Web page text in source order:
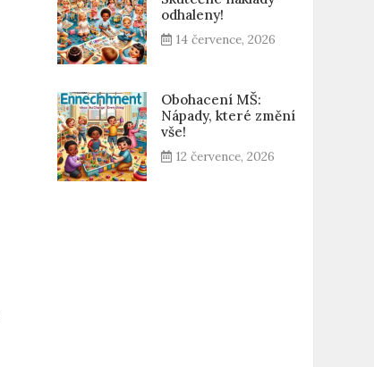
odhaleny!
14 července, 2026
Obohacení MŠ:
Nápady, které změní
vše!
12 července, 2026